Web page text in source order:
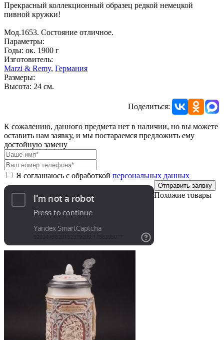
Прекрасный коллекционный образец редкой немецкой
пивной кружки!
Мод.1653. Состояние отличное.
Параметры:
Годы: ок. 1900 г
Изготовитель:
Marzi & Remy, Германия
Размеры:
Высота: 24 см.
Поделиться:
К сожалению, данного предмета нет в наличии, но вы можете
оставить нам заявку, и мы постараемся предложить ему
достойную замену
Я соглашаюсь с обработкой персональных данных
Отправить заявку
Похожие товары